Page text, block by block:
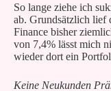
So lange ziehe ich
ab. Grundsätzlich lief
Finance bisher
von 7,4% lässt mich
wieder dort ein
Keine Neukunden